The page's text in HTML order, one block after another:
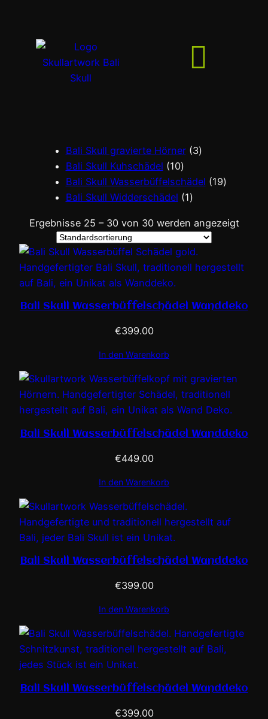
Bali Skull gravierte Hörner
3
Bali Skull Kuhschädel
10
Bali Skull Wasserbüffelschädel
19
Bali Skull Widderschädel
1
Ergebnisse 25 – 30 von 30 werden angezeigt
Bali Skull Wasserbüffelschädel Wanddeko
€399.00
In den Warenkorb
Bali Skull Wasserbüffelschädel Wanddeko
€449.00
In den Warenkorb
Bali Skull Wasserbüffelschädel Wanddeko
€399.00
In den Warenkorb
Bali Skull Wasserbüffelschädel Wanddeko
€399.00